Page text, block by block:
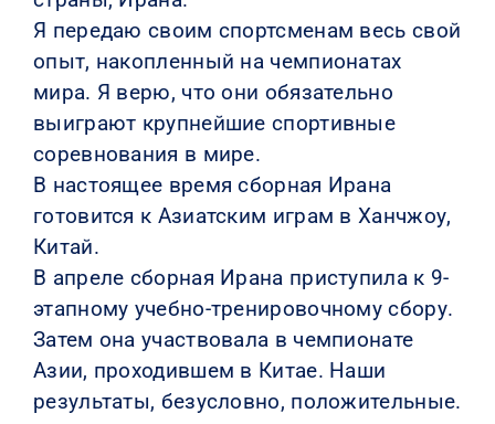
Я передаю своим спортсменам весь свой
опыт, накопленный на чемпионатах
мира. Я верю, что они обязательно
выиграют крупнейшие спортивные
соревнования в мире.
В настоящее время сборная Ирана
готовится к Азиатским играм в Ханчжоу,
Китай.
В апреле сборная Ирана приступила к 9-
этапному учебно-тренировочному сбору.
Затем она участвовала в чемпионате
Азии, проходившем в Китае. Наши
результаты, безусловно, положительные.